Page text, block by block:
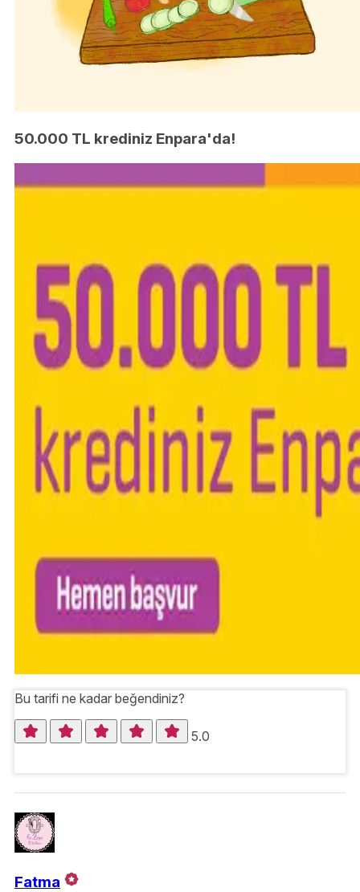
50.000 TL krediniz Enpara'da!
Bu tarifi ne kadar beğendiniz?
5.0
Fatma